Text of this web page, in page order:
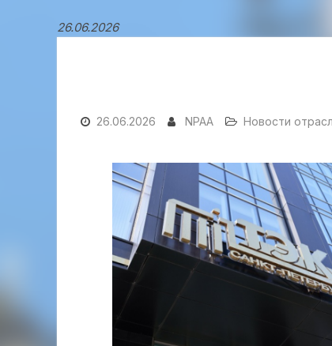
26.06.2026
26.06.2026 NPAA Новости